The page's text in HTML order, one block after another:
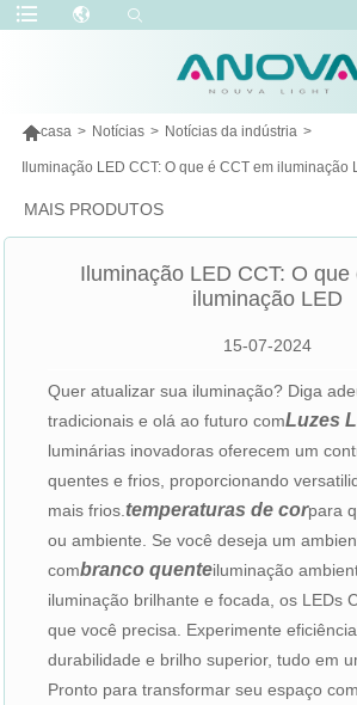
casa > Notícias > Notícias da indústria >
Iluminação LED CCT: O que é CCT em iluminação
MAIS PRODUTOS
Iluminação LED CCT: O que
iluminação LED
15-07-2024
Quer atualizar sua iluminação? Diga
tradicionais e olá ao futuro comLuzes
luminárias inovadoras oferecem um
quentes e frios, proporcionando
mais frios. temperaturas de corpara
ou ambiente. Se você deseja um
combranco quenteiluminação
iluminação brilhante e focada, os LEDs
que você precisa. Experimente
durabilidade e brilho superior, tudo em
Pronto para transformar seu espaço com